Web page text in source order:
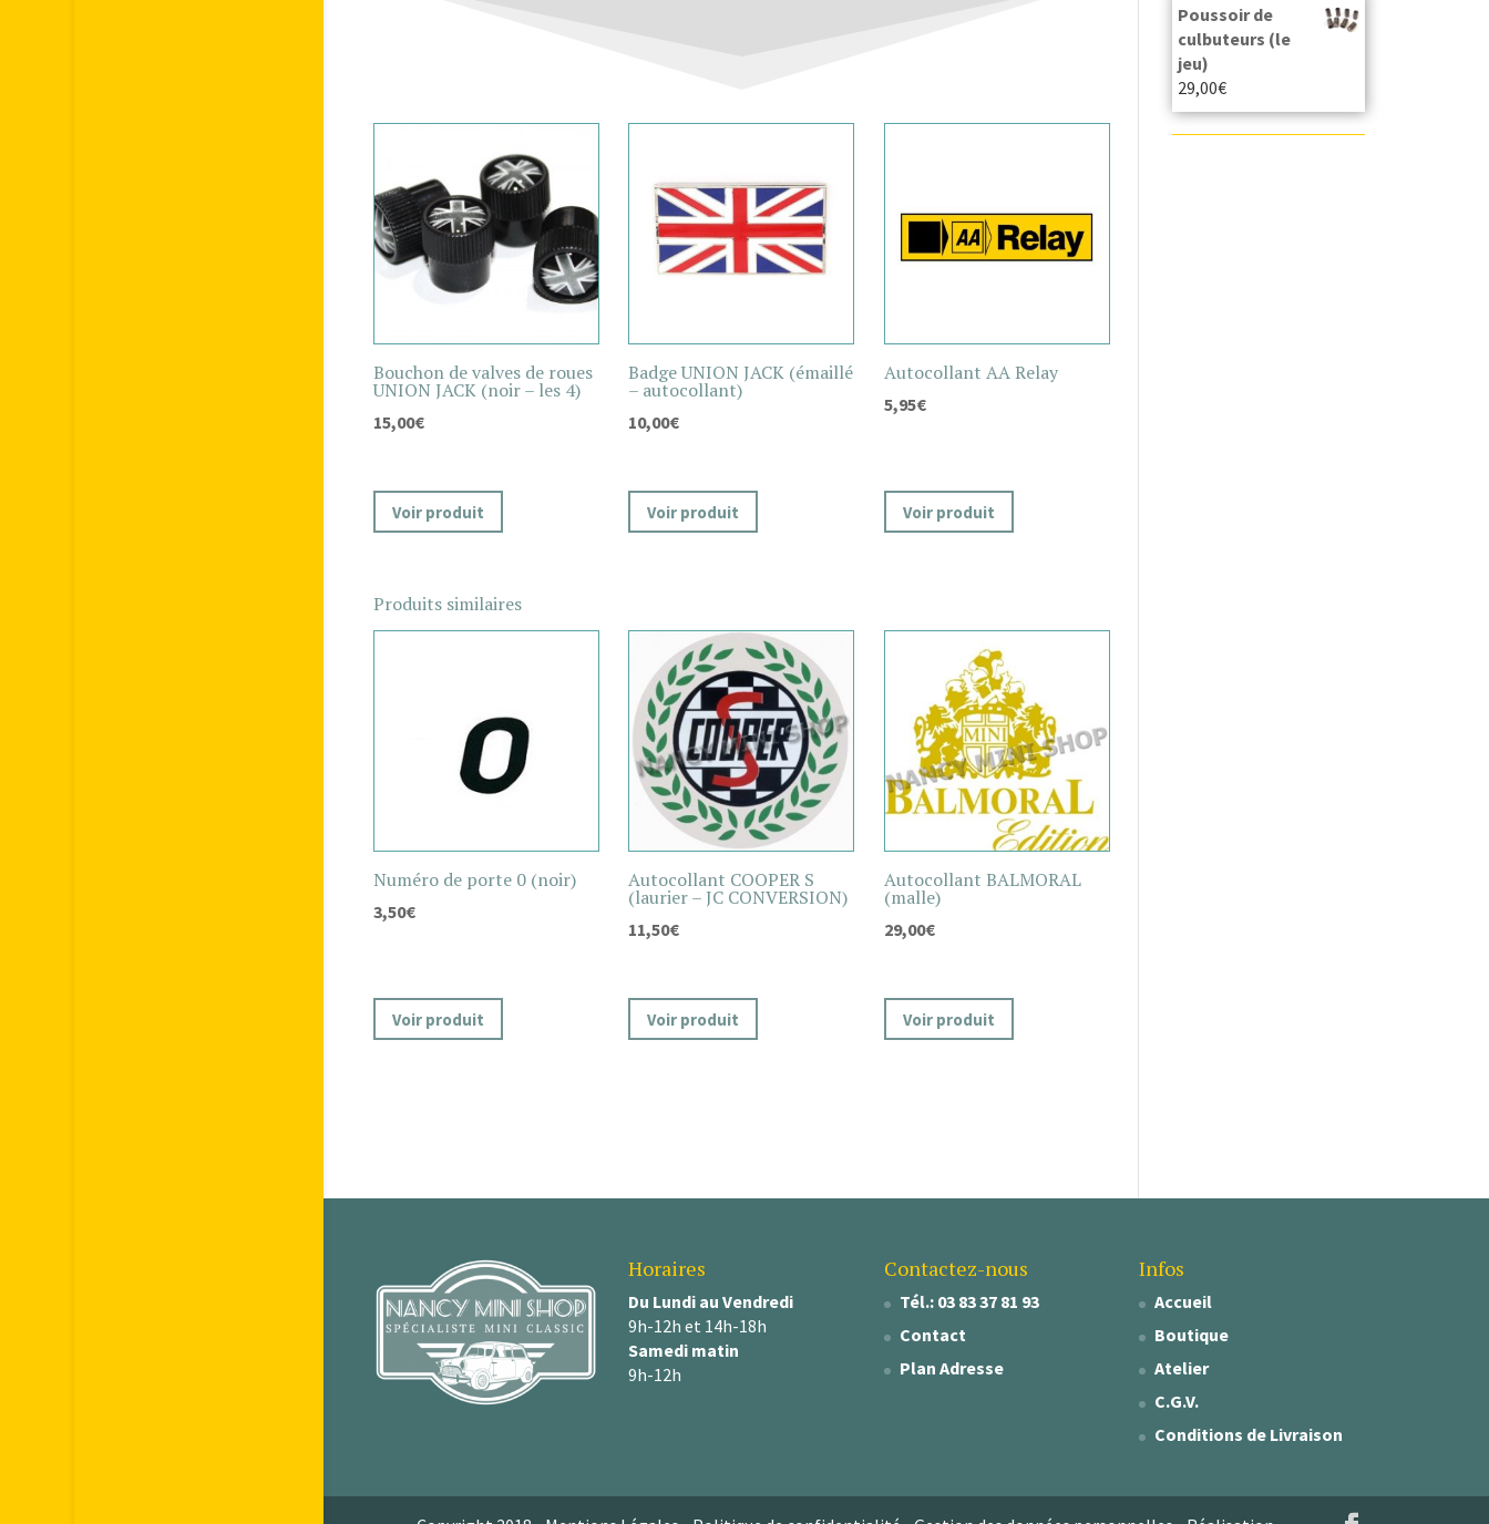
Bouchon de valves de roues
UNION JACK (noir – les 4)
15,00€
Voir produit
Badge UNION JACK (émaillé
– autocollant)
10,00€
Voir produit
Autocollant AA Relay
5,95€
Voir produit
Produits similaires
Numéro de porte 0 (noir)
3,50€
Voir produit
Autocollant COOPER S
(laurier – JC CONVERSION)
11,50€
Voir produit
Autocollant BALMORAL
(malle)
29,00€
Voir produit
Poussoir de
culbuteurs (le
jeu)
29,00€
Horaires
Du Lundi au Vendredi
9h-12h et 14h-18h
Samedi matin
9h-12h
Contactez-nous
Tél.: 03 83 37 81 93
Contact
Plan Adresse
Infos
Accueil
Boutique
Atelier
C.G.V.
Conditions de Livraison